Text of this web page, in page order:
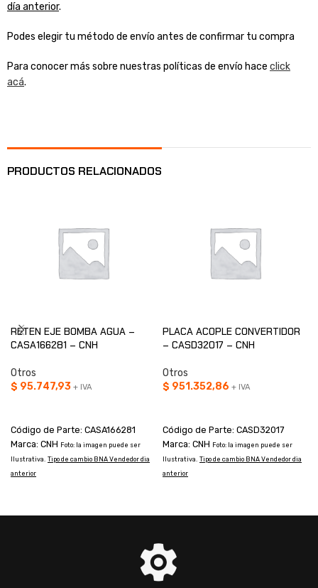
día anterior.
Podes elegir tu método de envío antes de confirmar tu compra
Para conocer más sobre nuestras políticas de envío hace click
acá.
PRODUCTOS RELACIONADOS
RETEN EJE BOMBA AGUA –
CASA166281 – CNH
Otros
$ 95.747,93 + IVA
Código de Parte: CASA166281
Marca: CNH Foto: la imagen puede ser
Ilustrativa. Tipo de cambio BNA Vendedor dia
anterior
PLACA ACOPLE CONVERTIDOR
– CASD32017 – CNH
Otros
$ 951.352,86 + IVA
Código de Parte: CASD32017
Marca: CNH Foto: la imagen puede ser
Ilustrativa. Tipo de cambio BNA Vendedor dia
anterior